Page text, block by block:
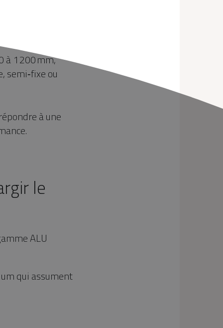
1 200 mm,
semi‑fixe ou
à une
le
ALU
qui assument